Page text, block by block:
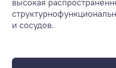
и сосудов.